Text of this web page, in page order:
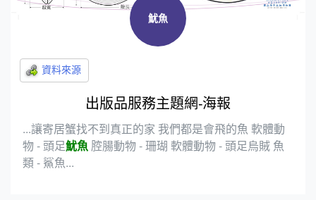
魷魚
出版品服務主題網-海報
...讓寄居蟹找不到真正的家 我們都是會飛的魚 軟體動
物 - 頭足魷魚 腔腸動物 - 珊瑚 軟體動物 - 頭足烏賊 魚
類 - 鯊魚...